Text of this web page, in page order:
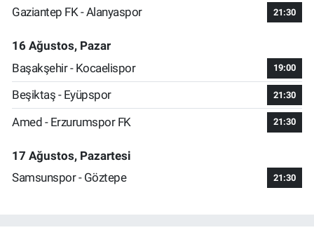
Gaziantep FK - Alanyaspor 21:30
16 Ağustos, Pazar
Başakşehir - Kocaelispor
19:00
Beşiktaş - Eyüpspor 21:30
Amed - Erzurumspor FK 21:30
17 Ağustos, Pazartesi
Samsunspor - Göztepe
21:30